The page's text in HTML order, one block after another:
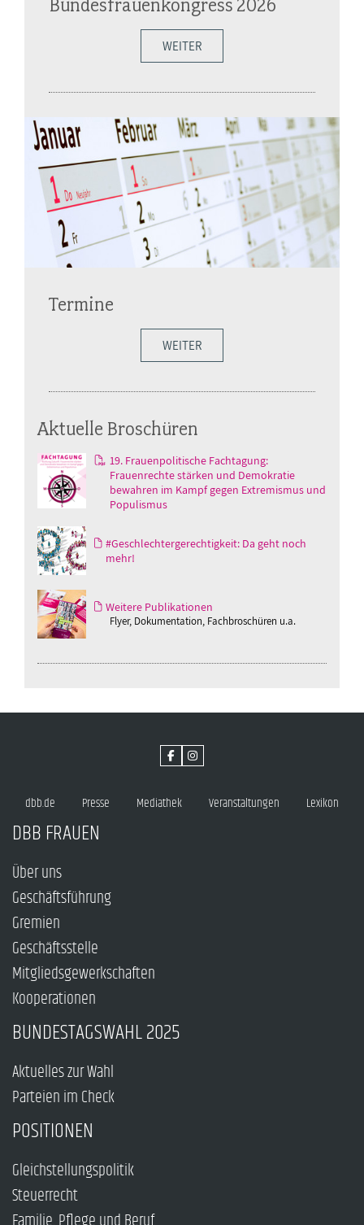
WEITER
Termine
WEITER
Aktuelle Broschüren
19. Frauenpolitische Fachtagung:
Frauenrechte stärken und Demokratie
bewahren im Kampf gegen Extremismus und
Populismus
#Geschlechtergerechtigkeit: Da geht noch
mehr!
Weitere Publikationen
Flyer, Dokumentation, Fachbroschüren u.a.
dbb.de Presse Mediathek Veranstaltungen Lexikon
DBB FRAUEN
Über uns
Geschäftsführung
Gremien
Geschäftsstelle
Mitgliedsgewerkschaften
Kooperationen
BUNDESTAGSWAHL 2025
Aktuelles zur Wahl
Parteien im Check
POSITIONEN
Gleichstellungspolitik
Steuerrecht